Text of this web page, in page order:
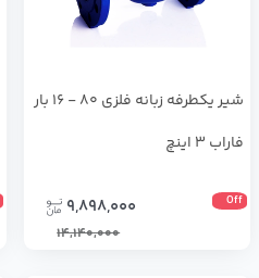
شیر یکطرفه زبانه فلزی 80 - 16 بار
فاراب 3 اینچ
Off
9,898,000
14,140,000